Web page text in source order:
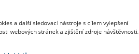
a další sledovací nástroje s cílem vylepšení
webových stránek a zjištění zdroje návštěvnosti.